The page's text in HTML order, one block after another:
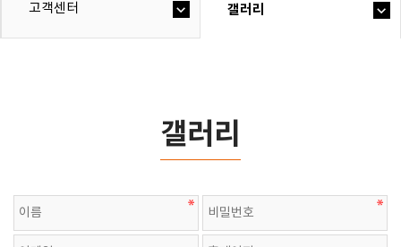
고객센터 갤러리
갤러리